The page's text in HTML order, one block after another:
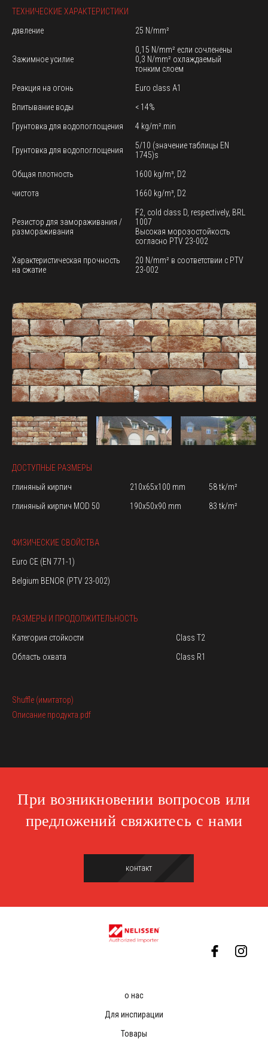
ДОСТУПНЫЕ РАЗМЕРЫ
глиняный кирпич
210x65x100 mm
58 tk/m²
глиняный кирпич MOD 50
190x50x90 mm 83 tk/m²
ФИЗИЧЕСКИЕ СВОЙСТВА
Euro CE (EN 771-1)
Belgium BENOR (PTV 23-002)
РАЗМЕРЫ И ПРОДОЛЖИТЕЛЬНОСТЬ
Категория стойкости
Class T2
Область охвата
Class R1
Shuffle (имитатор)
Описание продукта.pdf
ТЕХНИЧЕСКИЕ ХАРАКТЕРИСТИКИ
давление
25 N/mm²
Зажимное усилие
0,15 N/mm² если сочленены
0,3 N/mm² охлаждаемый
тонким слоем
Реакция на огонь
Euro class A1
Впитывание воды
< 14%
Грунтовка для водопоглощения
4 kg/m².min
Грунтовка для водопоглощения
5/10 (значение таблицы EN
1745)s
Общая плотность
1600 kg/m³, D2
чистота
1660 kg/m³, D2
Резистор для замораживания /
размораживания
F2, cold class D, respectively, BRL
1007
Высокая морозостойкость
согласно PTV 23-002
Характеристическая прочность
на сжатие
20 N/mm² в соответствии с PTV
23-002
При возникновении вопросов или
предложений свяжитесь с нами
контакт
о нас
Для инспирации
Товары